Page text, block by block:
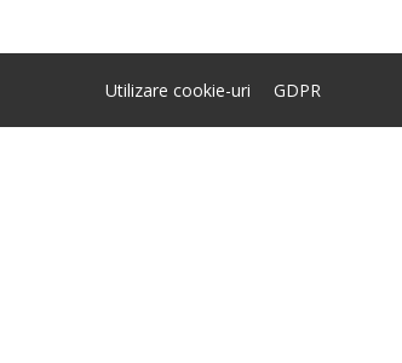
Utilizare cookie-uri GDPR